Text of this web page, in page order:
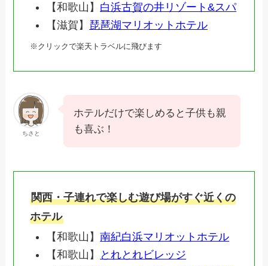
【和歌山】 白浜古賀の井リゾート&スパ
【滋賀】 琵琶湖マリオットホテル
※クリックで楽天トラベルに飛びます
ちさと
ホテルだけで楽しめると子供も親
も喜ぶ！
関西・子連れで楽しむ遊び場がすぐ近くの
ホテル
【和歌山】南紀白浜マリオットホテル
【和歌山】
とれとれビレッジ